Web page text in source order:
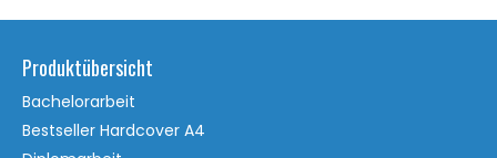
Produktübersicht
Bachelorarbeit
Bestseller Hardcover A4